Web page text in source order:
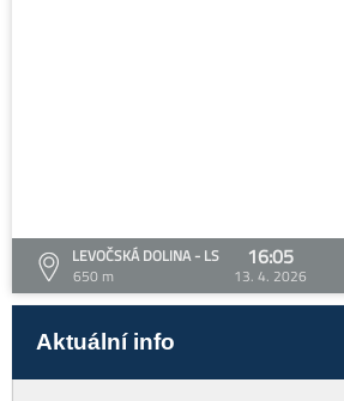
LEVOČSKÁ DOLINA - LS
650 m
16:05
13. 4. 2026
Aktuální info